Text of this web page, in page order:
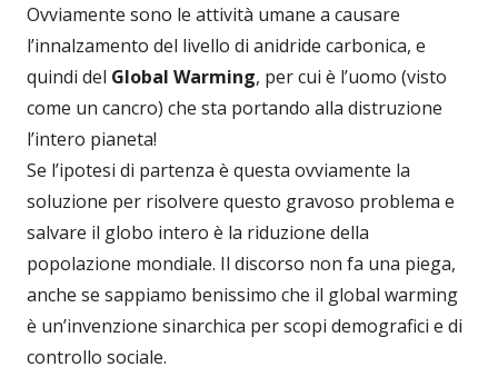
Ovviamente sono le attività umane a causare
l’innalzamento del livello di anidride carbonica, e
quindi del Global Warming, per cui è l’uomo (visto
come un cancro) che sta portando alla distruzione
l’intero pianeta!
Se l’ipotesi di partenza è questa ovviamente la
soluzione per risolvere questo gravoso problema e
salvare il globo intero è la riduzione della
popolazione mondiale. Il discorso non fa una piega,
anche se sappiamo benissimo che il global warming
è un’invenzione sinarchica per scopi demografici e di
controllo sociale.